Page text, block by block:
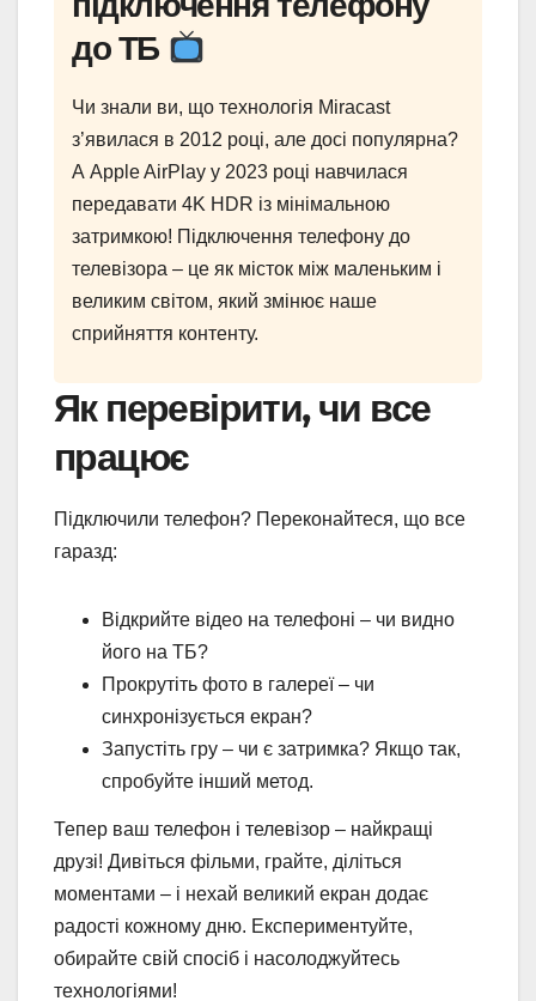
до ТБ
Чи знали ви, що технологія Miracast
з’явилася в 2012 році, але досі популярна?
А Apple AirPlay у 2023 році навчилася
передавати 4K HDR із мінімальною
затримкою! Підключення телефону до
телевізора – це як місток між маленьким і
великим світом, який змінює наше
сприйняття контенту.
Як перевірити, чи все
працює
Підключили телефон? Переконайтеся, що все
гаразд:
Відкрийте відео на телефоні – чи видно
його на ТБ?
Прокрутіть фото в галереї – чи
синхронізується екран?
Запустіть гру – чи є затримка? Якщо так,
спробуйте інший метод.
Тепер ваш телефон і телевізор – найкращі
друзі! Дивіться фільми, грайте, діліться
моментами – і нехай великий екран додає
радості кожному дню. Експериментуйте,
обирайте свій спосіб і насолоджуйтесь
технологіями!